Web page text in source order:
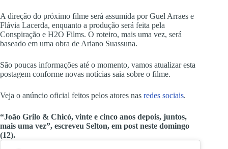
A direção do próximo filme será assumida por Guel Arraes e
Flávia Lacerda, enquanto a produção será feita pela
Conspiração e H2O Films. O roteiro, mais uma vez, será
baseado em uma obra de Ariano Suassuna.
São poucas informações até o momento, vamos atualizar esta
postagem conforme novas notícias saia sobre o filme.
Veja o anúncio oficial feitos pelos atores nas redes sociais.
“João Grilo & Chicó, vinte e cinco anos depois, juntos,
mais uma vez”, escreveu Selton, em post neste domingo
(12).